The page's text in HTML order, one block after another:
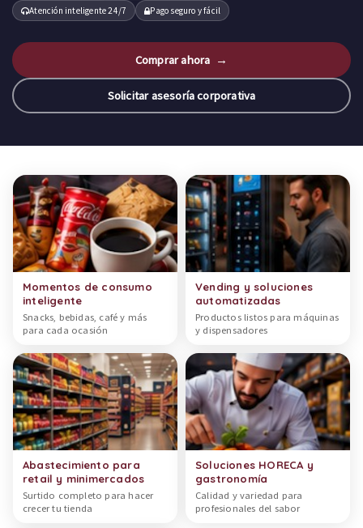
Atención inteligente 24/7
Pago seguro y fácil
Comprar ahora →
Solicitar asesoría corporativa
Categorías de productos
Momentos de consumo
inteligente
Snacks, bebidas, café y más
para cada ocasión
Vending y soluciones
automatizadas
Productos listos para máquinas
y dispensadores
Abastecimiento para
retail y minimercados
Surtido completo para hacer
crecer tu tienda
Soluciones HORECA y
gastronomía
Calidad y variedad para
profesionales del sabor